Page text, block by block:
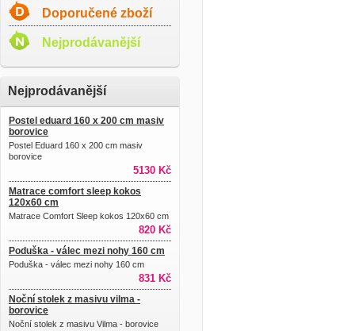
Doporučené zboží
Nejprodávanější
Nejprodávanější
Postel eduard 160 x 200 cm masiv
borovice
Postel Eduard 160 x 200 cm masiv
borovice
5130 Kč
Matrace comfort sleep kokos
120x60 cm
Matrace Comfort Sleep kokos 120x60 cm
820 Kč
Poduška - válec mezi nohy 160 cm
Poduška - válec mezi nohy 160 cm
831 Kč
Noční stolek z masivu vilma -
borovice
Noční stolek z masivu Vilma - borovice